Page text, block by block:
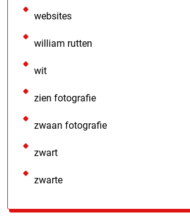
websites
william rutten
wit
zien fotografie
zwaan fotografie
zwart
zwarte